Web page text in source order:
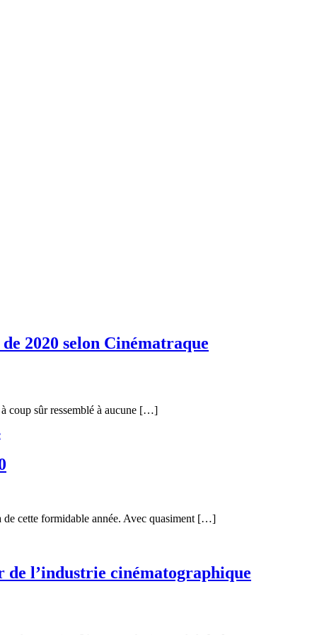
2020 selon Cinématraque
coup sûr ressemblé à aucune […]
de cette formidable année. Avec quasiment […]
de l’industrie cinématographique